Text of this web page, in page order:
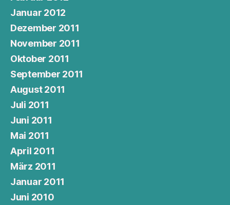
Januar 2012
Dezember 2011
November 2011
Oktober 2011
September 2011
August 2011
Juli 2011
Juni 2011
Mai 2011
April 2011
März 2011
Januar 2011
Juni 2010